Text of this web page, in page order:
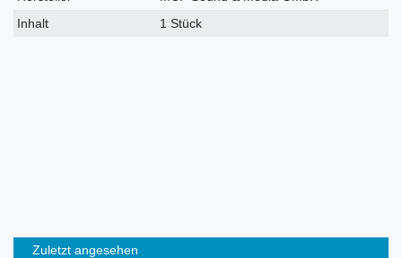
Inhalt
1 Stück
Zuletzt angesehen